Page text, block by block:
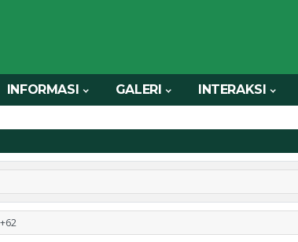
INFORMASI GALERI INTERAKSI